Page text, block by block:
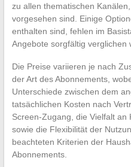
zu allen thematischen
vorgesehen sind. Einige
enthalten sind, fehlen im
Angebote sorgfältig verglichen
Die Preise variieren je nach
der Art des Abonnements,
Unterschiede zwischen dem
tatsächlichen Kosten nach
Screen-Zugang, die Vielfalt
sowie die Flexibilität der
beachteten Kriterien der
Abonnements.